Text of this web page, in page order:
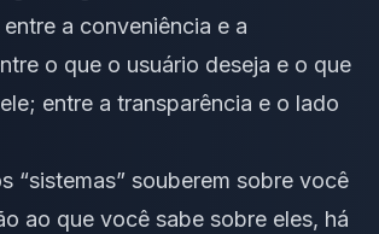
a conveniência e a
o que o usuário deseja e o que
entre a transparência e o lado
“sistemas” souberem sobre você
ao que você sabe sobre eles, há